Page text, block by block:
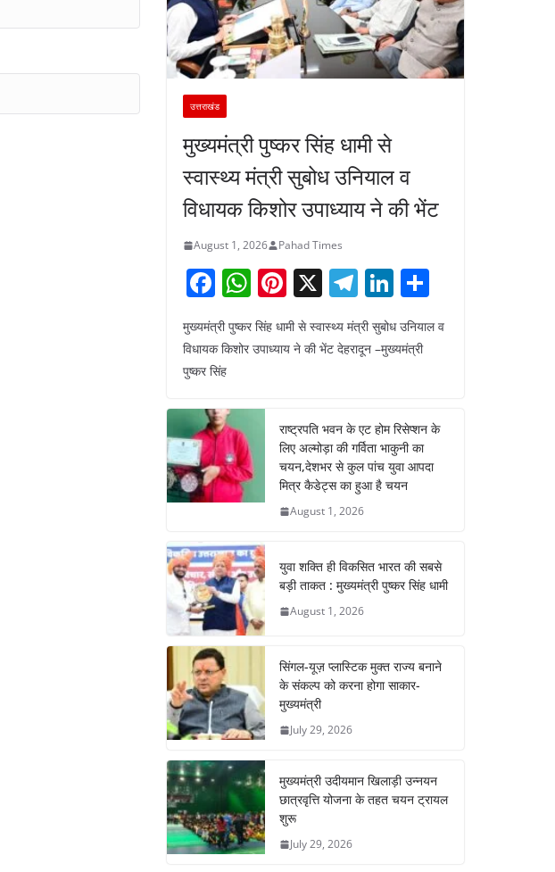
उत्तराखंड
मुख्यमंत्री पुष्कर सिंह धामी से
स्वास्थ्य मंत्री सुबोध उनियाल व
विधायक किशोर उपाध्याय ने की भेंट
August 1, 2026 Pahad Times
F
a
c
e
o
o
k
W
h
at
p
Pi
nt
er
X T
el
e
gr
m
Li
n
k
n
ar
मुख्यमंत्री पुष्कर सिंह धामी से स्वास्थ्य मंत्री सुबोध उनियाल व
विधायक किशोर उपाध्याय ने की भेंट देहरादून –मुख्यमंत्री
पुष्कर सिंह
राष्ट्रपति भवन के एट होम रिसेप्शन के
लिए अल्मोड़ा की गर्विता भाकुनी का
चयन,देशभर से कुल पांच युवा आपदा
मित्र कैडेट्स का हुआ है चयन
August 1, 2026
युवा शक्ति ही विकसित भारत की सबसे
बड़ी ताकत : मुख्यमंत्री पुष्कर सिंह धामी
August 1, 2026
सिंगल-यूज़ प्लास्टिक मुक्त राज्य बनाने
के संकल्प को करना होगा साकार-
मुख्यमंत्री
July 29, 2026
मुख्यमंत्री उदीयमान खिलाड़ी उन्नयन
छात्रवृत्ति योजना के तहत चयन ट्रायल
शुरू
July 29, 2026